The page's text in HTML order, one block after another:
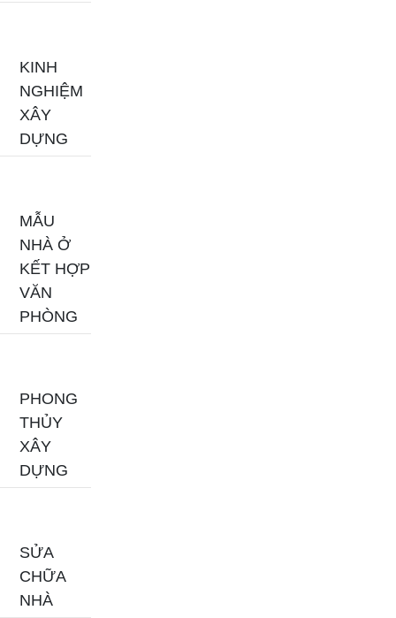
KINH
NGHIỆM
XÂY
DỰNG
MẪU
NHÀ Ở
KẾT HỢP
VĂN
PHÒNG
PHONG
THỦY
XÂY
DỰNG
SỬA
CHỮA
NHÀ